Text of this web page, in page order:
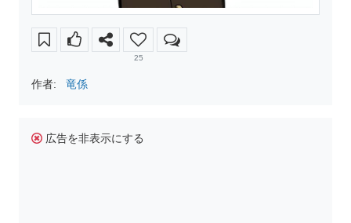
25
作者: 竜係
広告を非表示にする